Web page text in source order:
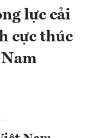
lực cải
cực thúc